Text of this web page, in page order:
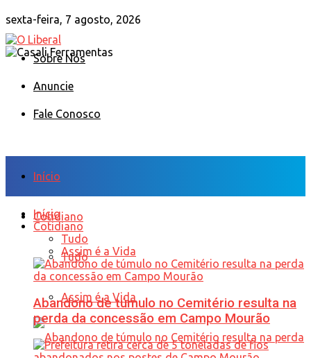
sexta-feira, 7 agosto, 2026
Sobre Nós
Anuncie
Fale Conosco
Início
Cotidiano
Tudo
Assim é a Vida
Início
Cotidiano
Tudo
Assim é a Vida
Abandono de túmulo no Cemitério resulta na
perda da concessão em Campo Mourão